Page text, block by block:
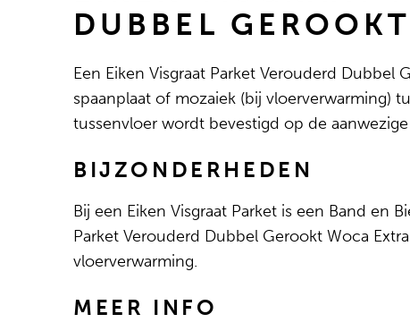
DUBBEL
Een Eiken Visgraat Parket Verouderd
spaanplaat of mozaiek (bij vloerverwarming)
tussenvloer wordt bevestigd op de
BIJZONDERHEDEN
Bij een Eiken Visgraat Parket is een Band en
Parket Verouderd Dubbel Gerookt Woca
vloerverwarming.
MEER INFO